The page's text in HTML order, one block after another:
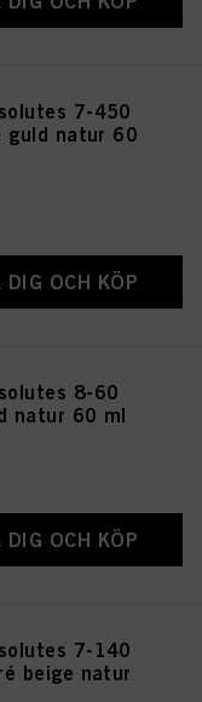
7-450
guld natur 60
DIG OCH KÖP
8-60
natur 60 ml
DIG OCH KÖP
7-140
beige natur